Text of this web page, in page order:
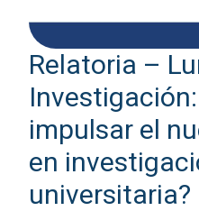
Relatoria –
impulsar el
en
universitaria?